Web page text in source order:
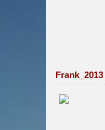
Frank_2013